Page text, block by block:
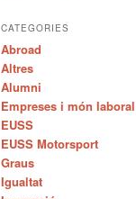
CATEGORIES
Abroad
Altres
Alumni
Empreses i món laboral
EUSS
EUSS Motorsport
Graus
Igualtat